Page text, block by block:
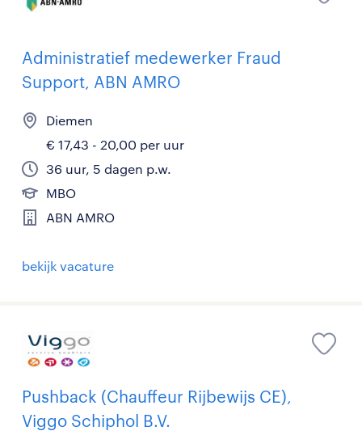
Administratief medewerker Fraud
Support, ABN AMRO
Diemen
€ 17,43 - 20,00 per uur
36 uur, 5 dagen p.w.
MBO
ABN AMRO
bekijk vacature
Pushback (Chauffeur Rijbewijs CE),
Viggo Schiphol B.V.